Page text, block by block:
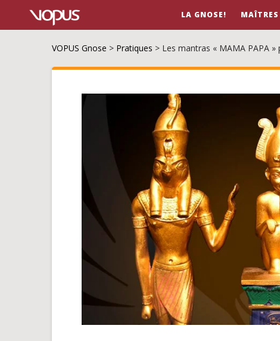
LA GNOSE! MAÎTRES
VOPUS Gnose > Pratiques > Les mantras « MAMA PAPA